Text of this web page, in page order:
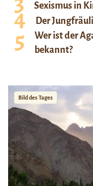
Sexismus in
Der
Wer ist der
bekannt?
Bild des Tages